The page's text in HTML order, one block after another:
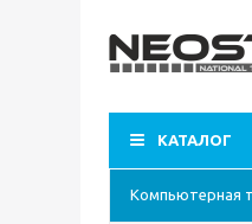
КАТАЛОГ
Компьютерная